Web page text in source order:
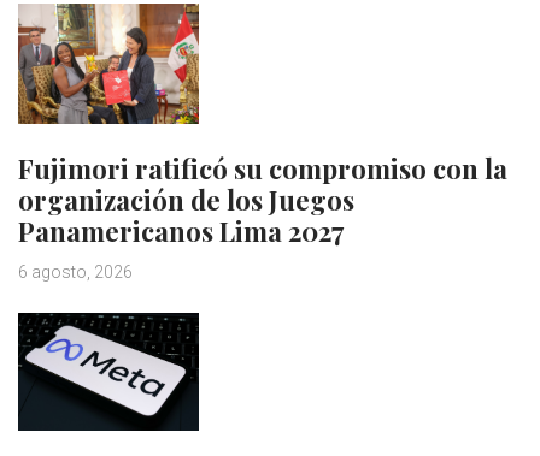
Fujimori ratificó su compromiso con la
organización de los Juegos
Panamericanos Lima 2027
6 agosto, 2026